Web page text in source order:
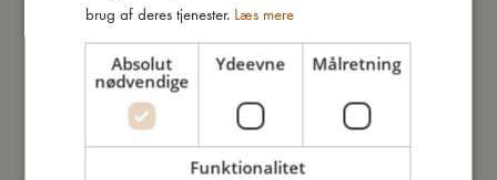
Solskærme til bilen 2 stk. - Dino Organizer til ryglænet - Ocean
Blossom
Udsolgt
brug af deres tjenester. Læs mere
Absolut
nødvendige
Ydeevne Målretning
Funktionalitet